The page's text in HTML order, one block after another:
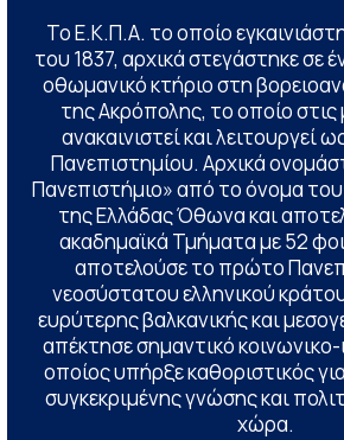
Το Ε.Κ.Π.Α. το οποίο
του 1837, αρχικά στεγάστηκε σε
οθωμανικό κτήριο στη
της Ακρόπολης, το οποίο στις
ανακαινιστεί και λειτουργεί
Πανεπιστημίου. Αρχικά
Πανεπιστήμιο» από το όνομα
της Ελλάδας Όθωνα και
ακαδημαϊκά Τμήματα με 52
αποτελούσε το πρώτο
νεοσύστατου ελληνικού
ευρύτερης βαλκανικής και
απέκτησε σημαντικό κοινωνικο-
οποίος υπήρξε καθοριστικός
συγκεκριμένης γνώσης και
χώρα.